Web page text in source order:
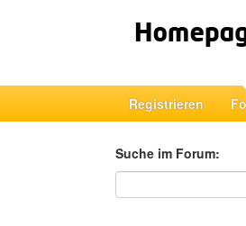
Registrieren
Suche im Forum:
Suche im Forum